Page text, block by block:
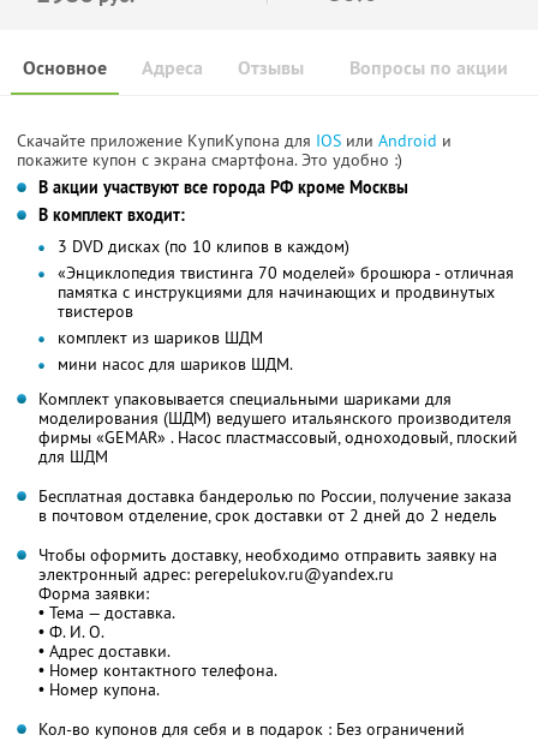
Основное Отзывы Вопросы по акции
Адреса
Скачайте приложение КупиКупона для IOS или Android и
покажите купон с экрана смартфона. Это удобно :)
В акции участвуют все города РФ кроме Москвы
В комплект входит:
3 DVD дисках (по 10 клипов в каждом)
«Энциклопедия твистинга 70 моделей» брошюра - отличная
памятка с инструкциями для начинающих и продвинутых
твистеров
комплект из шариков ШДМ
мини насос для шариков ШДМ.
Комплект упаковывается специальными шариками для
моделирования (ШДМ) ведушего итальянского производителя
фирмы «GEMAR» . Насос пластмассовый, одноходовый, плоский
для ШДМ
Бесплатная доставка бандеролью по России, получение заказа
в почтовом отделение, срок доставки от 2 дней до 2 недель
Чтобы оформить доставку, необходимо отправить заявку на
электронный адрес: perepelukov.ru@yandex.ru
Форма заявки:
• Тема — доставка.
• Ф. И. О.
• Адрес доставки.
• Номер контактного телефона.
• Номер купона.
Кол-во купонов для себя и в подарок : Без ограничений